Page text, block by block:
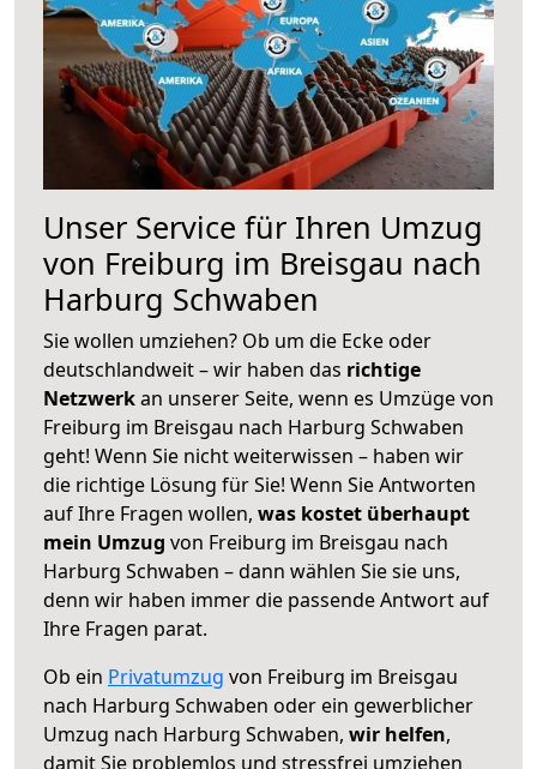
Unser Service für Ihren Umzug
von Freiburg im Breisgau nach
Harburg Schwaben
Sie wollen umziehen? Ob um die Ecke oder
deutschlandweit – wir haben das richtige
Netzwerkan unserer Seite, wenn es Umzüge von
Freiburg im Breisgau nach Harburg Schwaben
geht! Wenn Sie nicht weiterwissen – haben wir
die richtige Lösung für Sie! Wenn Sie Antworten
auf Ihre Fragen wollen, was kostet überhaupt
mein Umzug von Freiburg im Breisgau nach
Harburg Schwaben – dann wählen Sie sie uns,
denn wir haben immer die passende Antwort auf
Ihre Fragen parat.
Ob ein Privatumzug von Freiburg im Breisgau
nach Harburg Schwaben oder ein gewerblicher
Umzug nach Harburg Schwaben, wir helfen,
damit Sie problemlos und stressfrei umziehen